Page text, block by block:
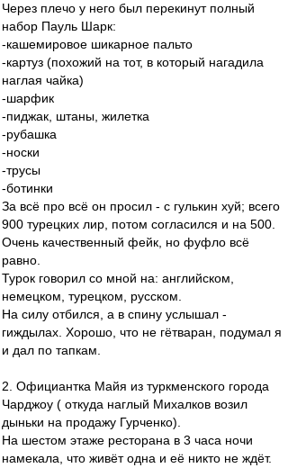
Через плечо у него был перекинут полный
набор Пауль Шарк:
-кашемировое шикарное пальто
-картуз (похожий на тот, в который нагадила
наглая чайка)
-шарфик
-пиджак, штаны, жилетка
-рубашка
-носки
-трусы
-ботинки
За всё про всё он просил - с гулькин хуй; всего
900 турецких лир, потом согласился и на 500.
Очень качественный фейк, но фуфло всё
равно.
Турок говорил со мной на: английском,
немецком, турецком, русском.
На силу отбился, а в спину услышал -
гиждылах. Хорошо, что не гётваран, подумал я
и дал по тапкам.
2. Официантка Майя из туркменского города
Чарджоу ( откуда наглый Михалков возил
дыньки на продажу Гурченко).
На шестом этаже ресторана в 3 часа ночи
намекала, что живёт одна и её никто не ждёт.